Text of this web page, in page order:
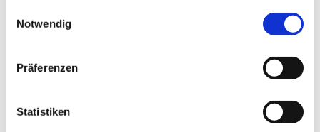
Notwendig
Präferenzen
Statistiken